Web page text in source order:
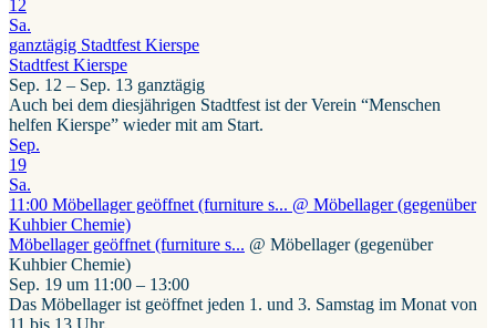
12
Sa.
ganztägig Stadtfest Kierspe
Stadtfest Kierspe
Sep. 12 – Sep. 13 ganztägig
Auch bei dem diesjährigen Stadtfest ist der Verein “Menschen
helfen Kierspe” wieder mit am Start.
Sep.
19
Sa.
11:00 Möbellager geöffnet (furniture s... @ Möbellager (gegenüber
Kuhbier Chemie)
Möbellager geöffnet (furniture s... @ Möbellager (gegenüber
Kuhbier Chemie)
Sep. 19 um 11:00 – 13:00
Das Möbellager ist geöffnet jeden 1. und 3. Samstag im Monat von
11 bis 13 Uhr.